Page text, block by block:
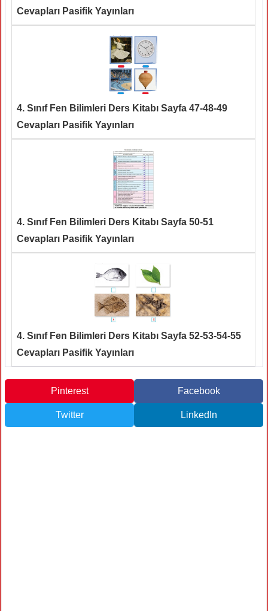
Cevapları Pasifik Yayınları
4. Sınıf Fen Bilimleri Ders Kitabı Sayfa 47-48-49
Cevapları Pasifik Yayınları
4. Sınıf Fen Bilimleri Ders Kitabı Sayfa 50-51
Cevapları Pasifik Yayınları
4. Sınıf Fen Bilimleri Ders Kitabı Sayfa 52-53-54-55
Cevapları Pasifik Yayınları
Pinterest Facebook
Twitter LinkedIn